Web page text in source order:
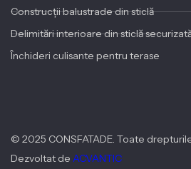
Construcții balustrade din sticlă
Delimitări interioare din sticlă
Închideri culisante pentru terase
© 2025 CONSFATADE. Toate
Dezvoltat de ACVANTIC